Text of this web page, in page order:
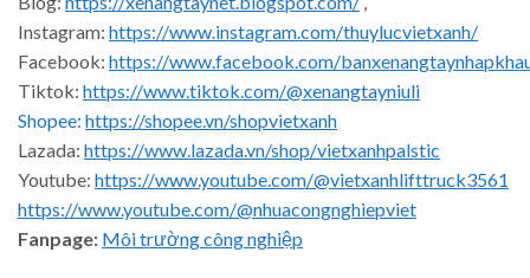
Instagram: https://www.instagram.com/thuylucvietxanh/
Facebook: https://www.facebook.com/
Tiktok: https://www.tiktok.com/@xenangtayniuli
Shopee: https://shopee.vn/shopvietxanh
Lazada: https://www.lazada.vn/shop/vietxanhpalstic
Youtube: https://www.youtube.com/@vietxanhlifttruck3561
https://www.youtube.com/@nhuacongnghiepviet
Fanpage: Môi trường công nghiệp